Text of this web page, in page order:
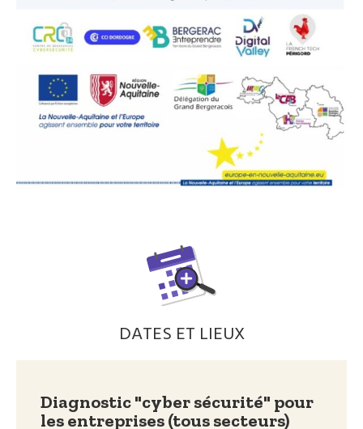
DATES ET LIEUX
Diagnostic "cyber sécurité" pour
les entreprises (tous secteurs)